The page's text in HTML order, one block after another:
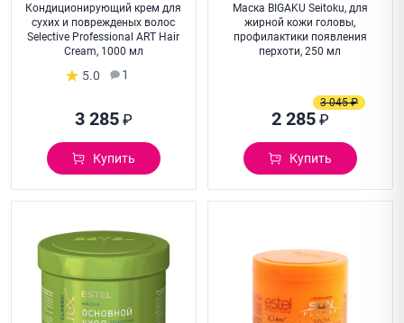
Кондиционирующий крем для
сухих и поврежденых волос
Selective Professional ART Hair
Cream, 1000 мл
5.0 1
3 285₽
Купить
Маска BIGAKU Seitoku, для
жирной кожи головы,
профилактики появления
перхоти, 250 мл
2 285₽
3 045 ₽
Купить